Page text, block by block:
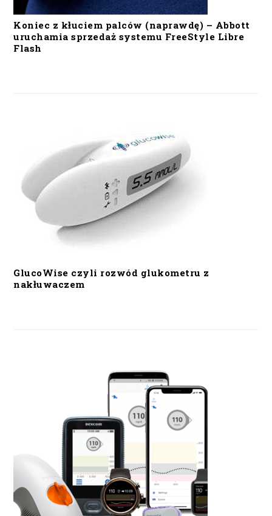
Koniec z kłuciem palców (naprawdę) – Abbott
uruchamia sprzedaż systemu FreeStyle Libre
Flash
GlucoWise czyli rozwód glukometru z
nakłuwaczem